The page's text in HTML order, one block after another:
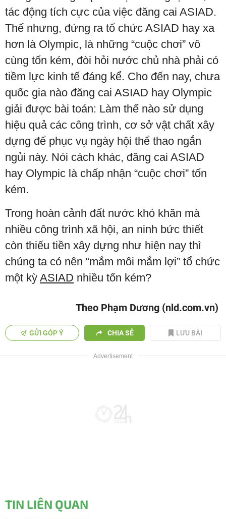
tác động tích cực của việc đăng cai ASIAD.
Thế nhưng, đứng ra tổ chức ASIAD hay xa
hơn là Olympic, là những “cuộc chơi” vô
cùng tốn kém, đòi hỏi nước chủ nhà phải có
tiềm lực kinh tế đáng kể. Cho đến nay, chưa
quốc gia nào đăng cai ASIAD hay Olympic
giải được bài toán: Làm thế nào sử dụng
hiệu quả các công trình, cơ sở vật chất xây
dựng để phục vụ ngày hội thể thao ngắn
ngủi này. Nói cách khác, đăng cai ASIAD
hay Olympic là chấp nhận “cuộc chơi” tốn
kém.
Trong hoàn cảnh đất nước khó khăn mà
nhiều công trình xã hội, an ninh bức thiết
còn thiếu tiền xây dựng như hiện nay thì
chúng ta có nên “mắm môi mắm lợi” tổ chức
một kỳ ASIAD nhiều tốn kém?
Theo Phạm Dương (nld.com.vn)
GỬI GÓP Ý CHIA SẺ LƯU BÀI
TIN LIÊN QUAN